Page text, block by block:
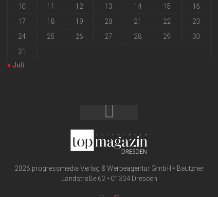
10
11 12 13 14 15
16
17
18 19 20 21 22
23
24
25 26 27 28 29
30
31
« Juli
2026 progressmedia Verlag & Werbeagentur GmbH • Bautzner
Landstraße 62 • 01324 Dresden